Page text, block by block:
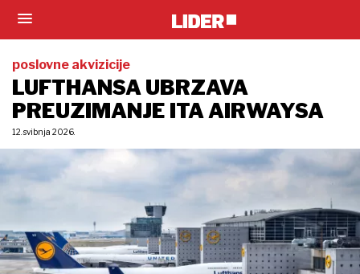
poslovne akvizicije
LUFTHANSA UBRZAVA
PREUZIMANJE ITA AIRWAYSA
12. svibnja 2026.